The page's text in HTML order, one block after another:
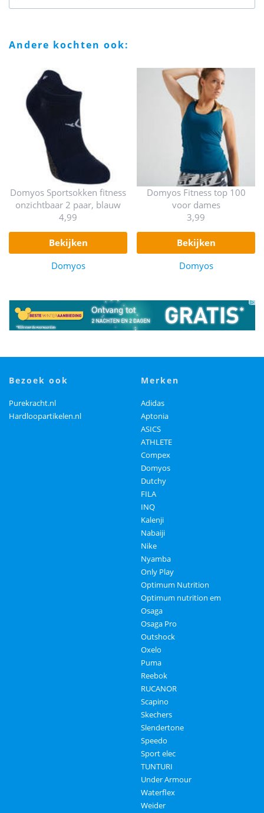
andere kochten ook:
Domyos Sportsokken fitness
onzichtbaar 2 paar, blauw
4,99
bekijken
Domyos
Domyos Fitness top 100
voor dames
3,99
bekijken
Domyos
bezoek ook
Purekracht.nl
Hardloopartikelen.nl
merken
Adidas
Aptonia
ASICS
ATHLETE
Compex
Domyos
Dutchy
FILA
INQ
Kalenji
Nabaiji
Nike
Nyamba
Only Play
Optimum Nutrition
Optimum nutrition em
Osaga
Osaga Pro
Outshock
Oxelo
Puma
Reebok
RUCANOR
Scapino
Skechers
Slendertone
Speedo
Sport elec
TUNTURI
Under Armour
Waterflex
Weider